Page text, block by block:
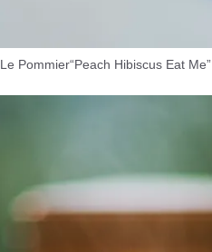
Le Pommier“Peach Hibiscus Eat Me”